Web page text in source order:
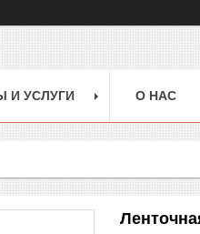
И УСЛУГИ О НАС